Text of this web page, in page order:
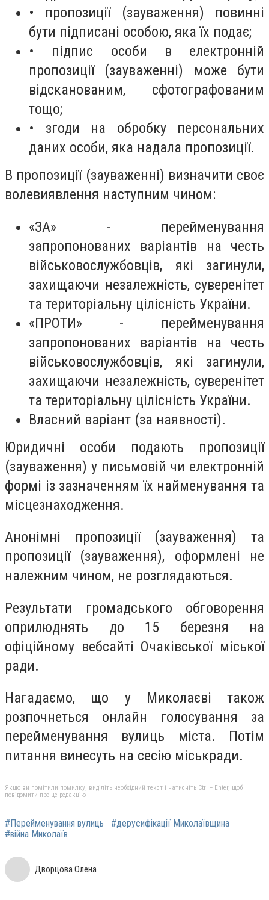
• пропозиції (зауваження) повинні
бути підписані особою, яка їх подає;
• підпис особи в електронній
пропозиції (зауваженні) може бути
відсканованим, сфотографованим
тощо;
• згоди на обробку персональних
даних особи, яка надала пропозиції.
В пропозиції (зауваженні) визначити своє
волевиявлення наступним чином:
«ЗА» - перейменування
запропонованих варіантів на честь
військовослужбовців, які загинули,
захищаючи незалежність, суверенітет
та територіальну цілісність України.
«ПРОТИ» - перейменування
запропонованих варіантів на честь
військовослужбовців, які загинули,
захищаючи незалежність, суверенітет
та територіальну цілісність України.
Власний варіант (за наявності).
Юридичні особи подають пропозиції
(зауваження) у письмовій чи електронній
формі із зазначенням їх найменування та
місцезнаходження.
Анонімні пропозиції (зауваження) та
пропозиції (зауваження), оформлені не
належним чином, не розглядаються.
Результати громадського обговорення
оприлюднять до 15 березня на
офіційному вебсайті Очаківської міської
ради.
Нагадаємо, що у Миколаєві також
розпочнеться онлайн голосування за
перейменування вулиць міста. Потім
питання винесуть на сесію міськради.
Якщо ви помітили помилку, виділіть необхідний текст і натисніть Ctrl + Enter, щоб
повідомити про це редакцію
#Перейменування вулиць
#дерусифікації Миколаївщина
#війна Миколаїв
Дворцова Олена